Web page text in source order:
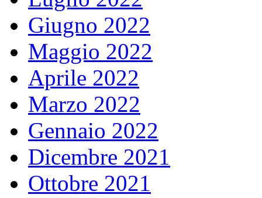
Giugno 2022
Maggio 2022
Aprile 2022
Marzo 2022
Gennaio 2022
Dicembre 2021
Ottobre 2021